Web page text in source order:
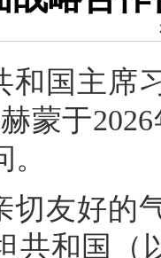
和国主席
蒙于
切友好的
共和国（